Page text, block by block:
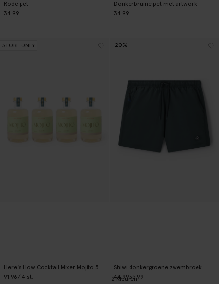
Rode pet
34.99
Donkerbruine pet met artwork
34.99
Here's How Cocktail Mixer Mojito 500 ml
91.96/ 4 st.
STORE ONLY
Shiwi donkergroene zwembroek
44.9935.99
-20%
2Kleuren